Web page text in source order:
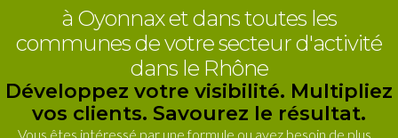
à Oyonnax et dans toutes les
communes de votre secteur d'activité
dans le Rhône
Développez votre visibilité. Multipliez
vos clients. Savourez le résultat.
Vous êtes intéressé par une formule ou avez besoin de plus